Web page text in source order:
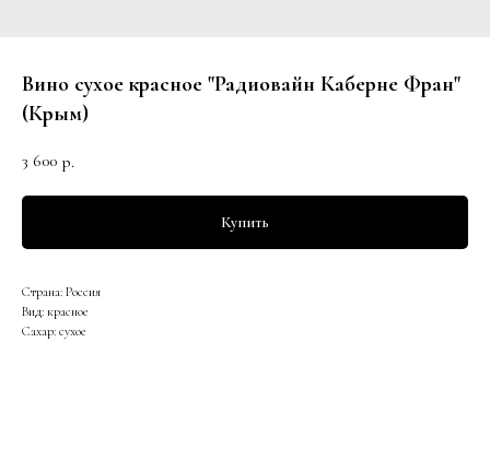
Вино сухое красное "Радиовайн Каберне Фран"
(Крым)
3 600 р.
Купить
Страна: Россия
Вид: красное
Сахар: сухое